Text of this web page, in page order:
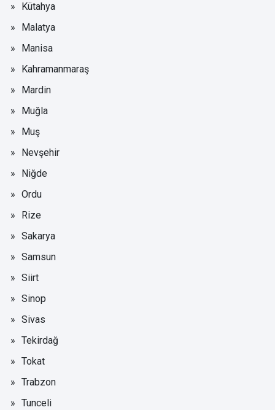
Kütahya
Malatya
Manisa
Kahramanmaraş
Mardin
Muğla
Muş
Nevşehir
Niğde
Ordu
Rize
Sakarya
Samsun
Siirt
Sinop
Sivas
Tekirdağ
Tokat
Trabzon
Tunceli